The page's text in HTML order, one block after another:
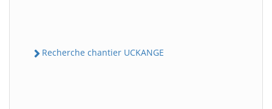
Recherche chantier UCKANGE